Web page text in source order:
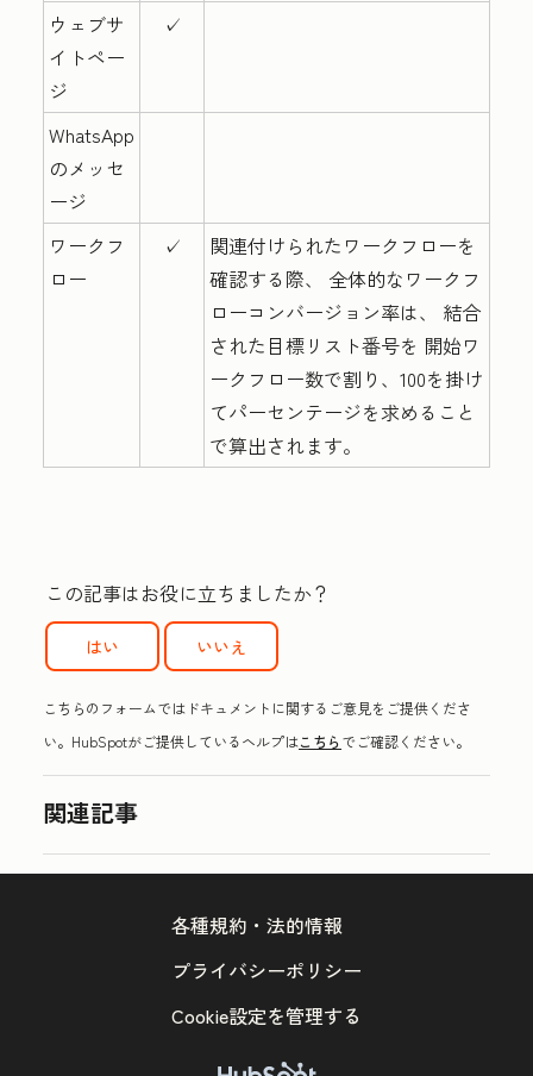
ウェブサ
イトペー
ジ
✓
WhatsApp
のメッセ
ージ
ワークフ
ロー
✓
関連付けられたワークフローを
確認する際、 全体的なワークフ
ローコンバージョン率は、 結合
された目標リスト番号を 開始ワ
ークフロー数で割り、100を掛け
てパーセンテージを求めること
で算出されます。
この記事はお役に立ちましたか？
はい いいえ
こちらのフォームではドキュメントに関するご意見をご提供くださ
い。HubSpotがご提供しているヘルプはこちらでご確認ください。
関連記事
各種規約・法的情報
プライバシーポリシー
Cookie設定を管理する